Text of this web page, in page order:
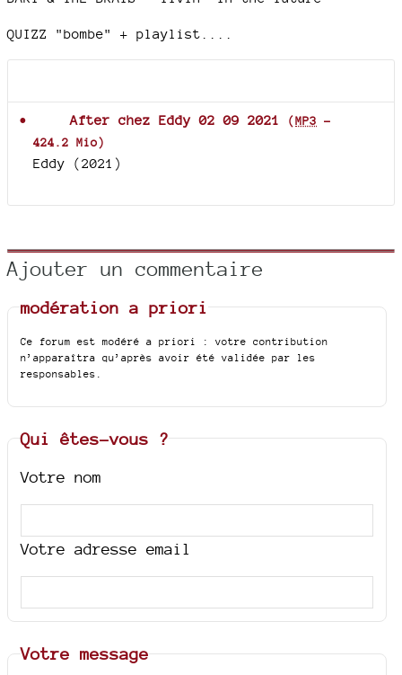
QUIZZ "bombe" + playlist....
After chez Eddy 02 09 2021 (MP3 -
424.2 Mio)
Eddy (2021)
Ajouter un commentaire
modération a priori
Ce forum est modéré a priori : votre contribution
n’apparaîtra qu’après avoir été validée par les
responsables.
Qui êtes-vous ?
Votre nom
Votre adresse email
Votre message